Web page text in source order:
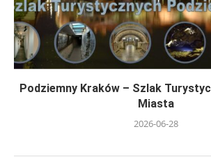
Podziemny Kraków – Szlak
Miasta
2026-06-28